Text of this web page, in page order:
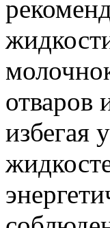
отваров
избегая